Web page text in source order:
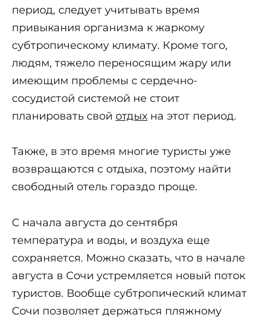
период, следует учитывать время
привыкания организма к жаркому
субтропическому климату. Кроме того,
людям, тяжело переносящим жару или
имеющим проблемы с сердечно-
сосудистой системой не стоит
планировать свой отдых на этот период.
Также, в это время многие туристы уже
возвращаются с отдыха, поэтому найти
свободный отель гораздо проще.
С начала августа до сентября
температура и воды, и воздуха еще
сохраняется. Можно сказать, что в начале
августа в Сочи устремляется новый поток
туристов. Вообще субтропический климат
Сочи позволяет держаться пляжному